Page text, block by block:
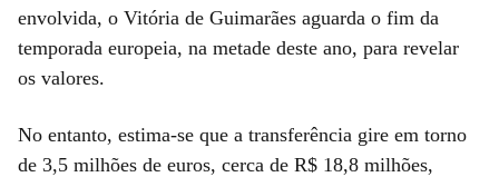
envolvida, o Vitória de Guimarães aguarda o fim da
temporada europeia, na metade deste ano, para revelar
os valores.
No entanto, estima-se que a transferência gire em torno
de 3,5 milhões de euros, cerca de R$ 18,8 milhões,